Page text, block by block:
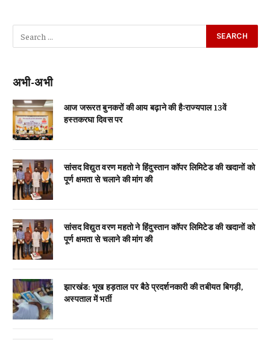
अभी-अभी
आज जरूरत बुनकरों की आय बढ़ाने की हैःराज्यपाल 13वें
हस्तकरघा दिवस पर
सांसद विद्युत वरण महतो ने हिंदुस्तान कॉपर लिमिटेड की खदानों को
पूर्ण क्षमता से चलाने की मांग की
सांसद विद्युत वरण महतो ने हिंदुस्तान कॉपर लिमिटेड की खदानों को
पूर्ण क्षमता से चलाने की मांग की
झारखंड: भूख हड़ताल पर बैठे प्रदर्शनकारी की तबीयत बिगड़ी,
अस्पताल में भर्ती